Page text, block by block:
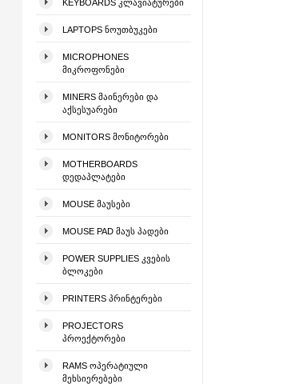
KEYBOARDS ᲙᲚᲐᲕᲘᲐᲢᲣᲠᲔᲑᲘ
LAPTOPS ᲜᲝᲣᲗᲑᲣᲙᲔᲑᲘ
MICROPHONES
ᲛᲘᲙᲠᲝᲤᲝᲜᲔᲑᲘ
MINERS ᲛᲐᲘᲜᲔᲠᲔᲑᲘ ᲓᲐ
ᲐᲥᲡᲔᲡᲣᲐᲠᲔᲑᲘ
MONITORS ᲛᲝᲜᲘᲢᲝᲠᲔᲑᲘ
MOTHERBOARDS
ᲓᲔᲓᲐᲞᲚᲐᲢᲔᲑᲘ
MOUSE ᲛᲐᲣᲡᲔᲑᲘ
MOUSE PAD ᲛᲐᲣᲡ ᲞᲐᲓᲔᲑᲘ
POWER SUPPLIES ᲙᲕᲔᲑᲘᲡ
ᲑᲚᲝᲙᲔᲑᲘ
PRINTERS ᲞᲠᲘᲜᲢᲔᲠᲔᲑᲘ
PROJECTORS
ᲞᲠᲝᲔᲥᲢᲝᲠᲔᲑᲘ
RAMS ᲝᲞᲔᲠᲐᲢᲘᲣᲚᲘ
ᲛᲔᲮᲡᲘᲔᲠᲔᲑᲔᲑᲘ